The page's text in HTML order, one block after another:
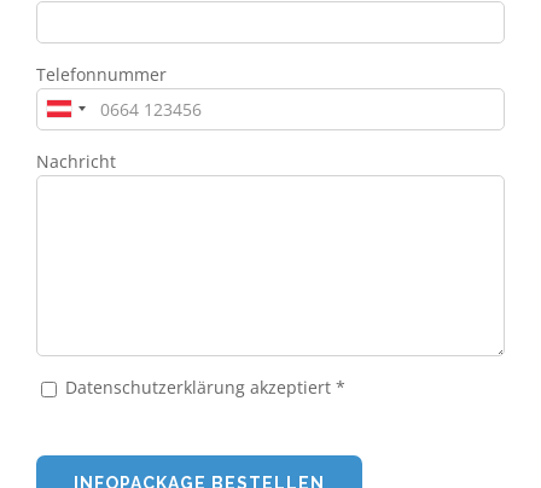
Telefonnummer
Nachricht
Datenschutzerklärung akzeptiert *